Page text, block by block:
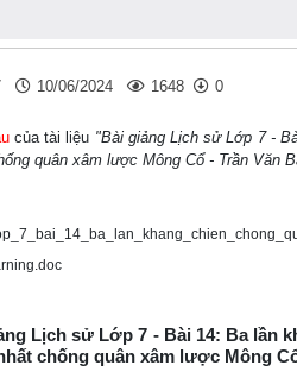
10/06/2024 1648 0
của tài liệu "Bài giảng Lịch sử Lớp 7 -
quân xâm lược Mông Cổ - Trần Văn
Lịch sử Lớp 7 - Bài 14: Ba lần
chống quân xâm lược Mông